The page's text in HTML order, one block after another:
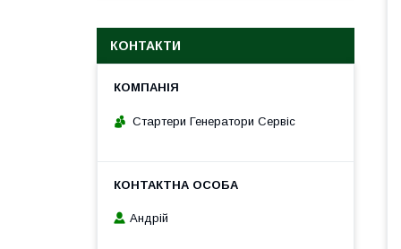
КОНТАКТИ
Стартери Генератори Сервіс
Андрій